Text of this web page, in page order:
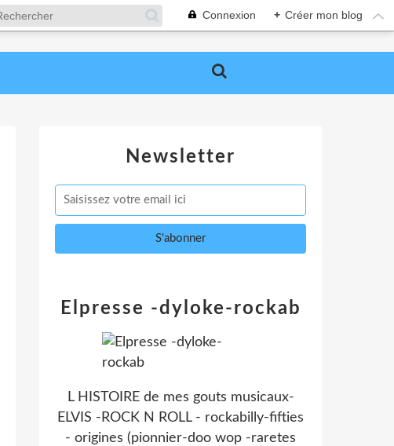
Connexion + Créer mon blog
Newsletter
Elpresse -dyloke-rockab
L HISTOIRE de mes gouts musicaux-
ELVIS -ROCK N ROLL - rockabilly-fifties
- origines (pionnier-doo wop -raretes